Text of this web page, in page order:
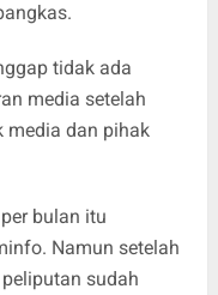
tidak ada
media setelah
media dan pihak
bulan itu
Namun setelah
sudah